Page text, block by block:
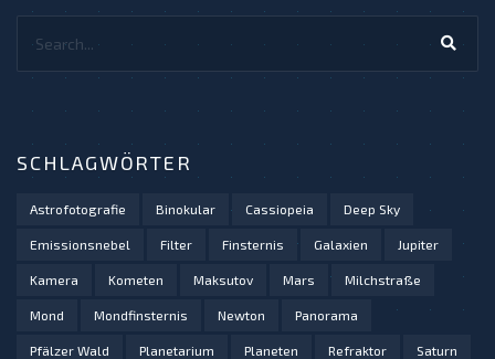
SCHLAGWÖRTER
Astrofotografie Binokular Cassiopeia Deep Sky
Emissionsnebel Filter Finsternis Galaxien Jupiter
Kamera Kometen Maksutov Mars Milchstraße
Mond Mondfinsternis Newton Panorama
Pfälzer Wald Planetarium Planeten Refraktor Saturn